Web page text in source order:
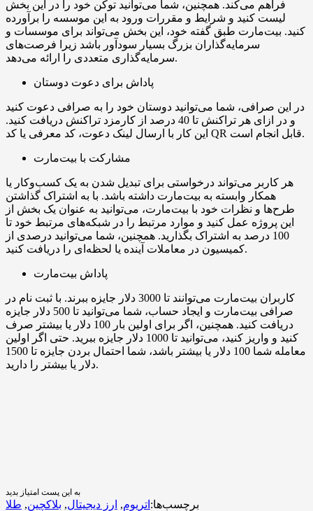
فراهم می‌کند. همچنین، شما می‌توانید توکن خود را در این بخش
لیست کنید و شرایط و مقررات ورود به این موسسه را برآورده
کنید. بیت‌مارت طبق گفته خود، این بخش می‌تواند برای موسسات و
سرمایه‌گذاران بزرگ بسیار سودآور باشد زیرا فرصت‌های
سرمایه‌گذاری متعددی را ارائه می‌دهد.
پاداش برای دعوت دوستان
در این صرافی، شما می‌توانید دوستان خود را به صرافی دعوت کنید
و در ازای هر تراکنش تا 40 درصد از کارمزد تراکنش دریافت کنید.
این کار با ارسال لینک دعوت، کد معرفی یا کد QR قابل انجام است.
مشارکت با بیت‌مارت
هر کاربر می‌تواند درخواستی برای تبدیل شدن به یک کسب‌وکار یا
همکار وابسته به بیت‌مارت داشته باشد. با به اشتراک گذاشتن
طرح‌ها و نظرات خود با بیت‌مارت، می‌توانید به عنوان یک بخش از
این پروژه عمل کنید و موارد مرتبط را در شبکه‌های مرتبط خود تا
100 درصد به اشتراک بگذارید. همچنین، شما می‌توانید درصدی از
کمیسیون در معاملات آینده یا لحظه‌ای را دریافت کنید.
پاداش بیت‌مارت
کاربران بیت‌مارت می‌توانند تا 3000 دلار جایزه ببرند. با ثبت نام در
صرافی بیت‌مارت و ایجاد حساب، شما می‌توانید تا 500 دلار جایزه
دریافت کنید. همچنین، اگر برای اولین بار 100 دلار یا بیشتر صرف
کنید و واریز کنید، می‌توانید تا 1000 دلار جایزه ببرید. حتی اگر اولین
معامله شما 100 دلار یا بیشتر باشد، شما احتمال بردن جایزه تا 1500
دلار یا بیشتر را دارید.
به این پست امتیاز بدید
برچسب‌ها: اتریوم, ارز دیجیتال, بلاکچین, طلا